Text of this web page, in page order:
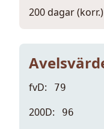
200 dagar
fvD: 79
200D: 96